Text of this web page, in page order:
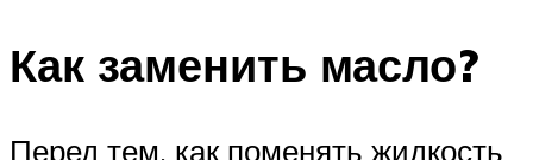
Как заменить масло?
Перед тем, как поменять жидкость